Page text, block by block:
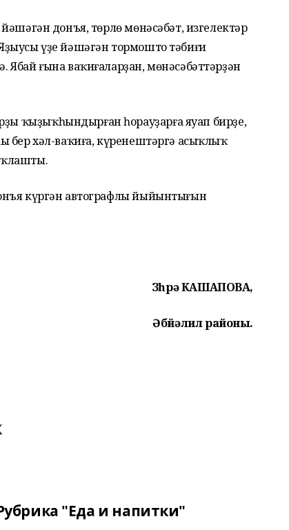
донъя, төрлө мөнәсәбәт, изгелектәр
үҙе йәшәгән тормошто тәбиғи
ғына ваҡиғаларҙан, мөнәсәбәттәрҙән
ҡыҙыҡһындырған һорауҙарға яуап бир­ҙе,
бер хәл-ваҡиға, күренештәргә асыҡлыҡ
күргән автографлы йыйынтығын
Зөһрә КАШАПОВА,
Әбйәлил районы.
"Еда и напитки"